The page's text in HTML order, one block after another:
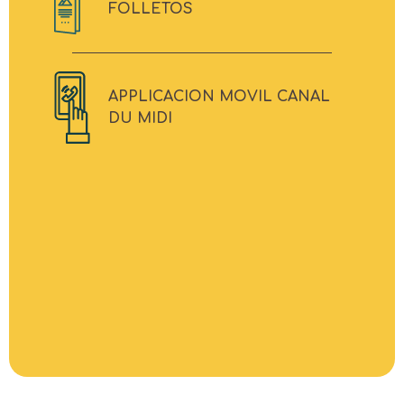
FOLLETOS
APPLICACION MOVIL CANAL
DU MIDI